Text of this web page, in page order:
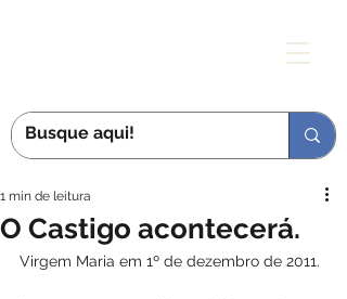
O Castigo acontecerá.
1 min de leitura
Virgem Maria em 1º de dezembro de 2011.